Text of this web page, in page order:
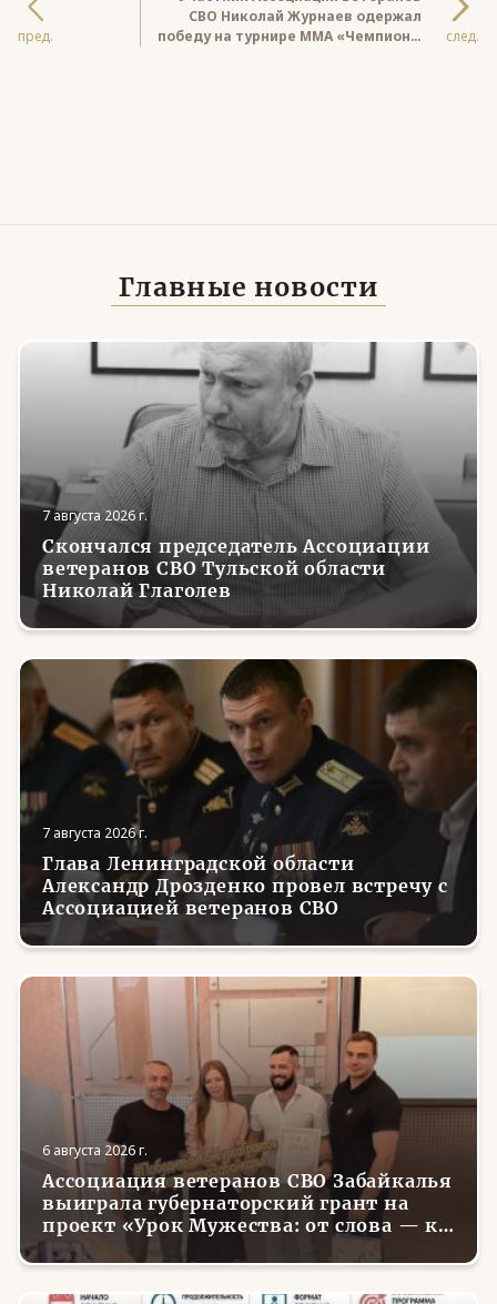
пред.
СВО Николай Журнаев одержал
победу на турнире ММА «Чемпионы
след.
Главные новости
7 августа 2026 г.
Скончался председатель Ассоциации
ветеранов СВО Тульской области
Николай Глаголев
7 августа 2026 г.
Глава Ленинградской области
Александр Дрозденко провел встречу с
Ассоциацией ветеранов СВО
6 августа 2026 г.
Ассоциация ветеранов СВО Забайкалья
выиграла губернаторский грант на
проект «Урок Мужества: от слова — к
делу»